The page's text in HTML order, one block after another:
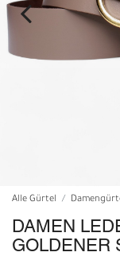
Alle Gürtel
DAMEN
GOLDENER